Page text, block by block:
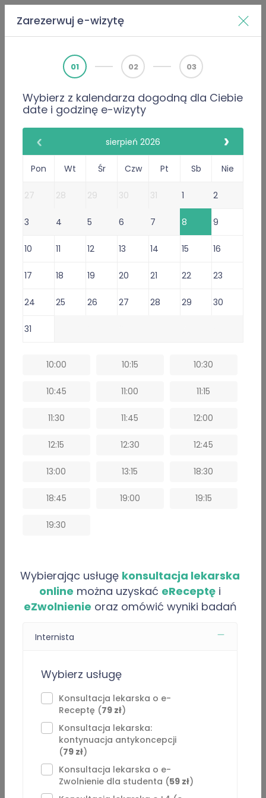
Doktorzy Mariusz Musak
PWZ 3748299
Internista
Mariusz Musak
2412 Opinie
2412 poleceń lekarza
Przyjmuje w: Czw, Ndz, Śr,
Wystawiam
recepty
zwolnienia
Konsultacja lekarska o e-Receptę -
⁠Konsultacja lekarska: kontynuacja antykoncepcji -
Umów e-Wizytę (Wybierz termin)
Informacje i usługi online
O “Mariusz Musak”
Regulamin konsultacji medycznych (teleporady):
medycznych realizowanych za pomocą środków
porozumiewania się na odległość.
1. Informacje ogólne
Konsultacje mają charakter doraźnej pomocy medycznej
w sytuacji, gdy Pacjent nie ma możliwości skorzystania z
wizyty stacjonarnej, a konsultacja zdalna może przyczynić
się do szybszego powrotu do zdrowia.
Zarezerwuj e-wizytę
01 02 03
Wybierz z kalendarza dogodną dla Ciebie
date i godzinę e-wizyty
sierpień 2026
Pon Wt Śr Czw Pt Sb Nie
27 28 29 30 31 1 2
3 4 5 6 7 8 9
10 11 12 13 14 15 16
17 18 19 20 21 22 23
24 25 26 27 28 29 30
31
10:00 10:15 10:30
10:45 11:00 11:15
11:30 11:45 12:00
12:15 12:30 12:45
13:00 13:15 18:30
18:45 19:00 19:15
19:30
Wybierając usługę konsultacja lekarska
online można uzyskać eReceptę i
eZwolnienie oraz omówić wyniki badań
Internista
Wybierz usługę
Konsultacja lekarska o e-
Receptę (79 zł)
⁠Konsultacja lekarska:
kontynuacja antykoncepcji
(79 zł)
Konsultacja lekarska o e-
Zwolnienie dla studenta (59 zł)